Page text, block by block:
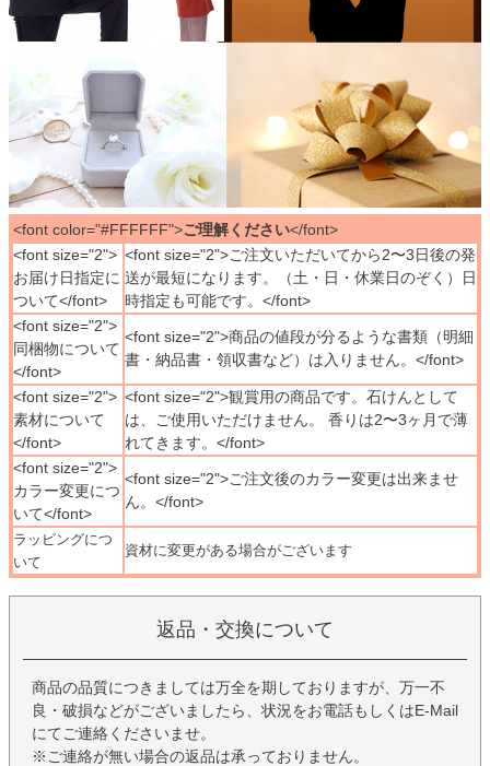
<font color="#FFFFFF">ご理解ください</font>
<font size="2">
お届け日指定に
ついて</font>
<font size="2">ご注文いただいてから2〜3日後の発
送が最短になります。（土・日・休業日のぞく）日
時指定も可能です。</font>
<font size="2">
同梱物について
</font>
<font size="2">商品の値段が分るような書類（明細
書・納品書・領収書など）は入りません。</font>
<font size="2">
素材について
</font>
<font size="2">観賞用の商品です。石けんとして
は、ご使用いただけません。 香りは2〜3ヶ月で薄
れてきます。</font>
<font size="2">
カラー変更につ
いて</font>
<font size="2">ご注文後のカラー変更は出来ませ
ん。</font>
ラッピングにつ
いて
資材に変更がある場合がございます
返品・交換について
商品の品質につきましては万全を期しておりますが、万一不
良・破損などがございましたら、状況をお電話もしくはE-Mail
にてご連絡くださいませ。
※ご連絡が無い場合の返品は承っておりません。